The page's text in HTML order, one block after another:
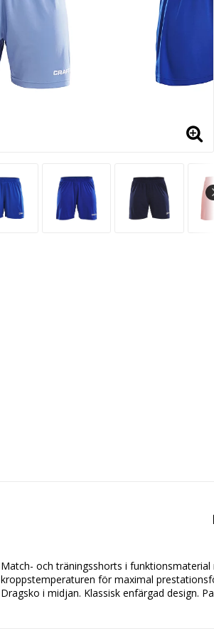
Match- och träningsshorts i
kroppstemperaturen för maximal
Dragsko i midjan. Klassisk enfärgad design.